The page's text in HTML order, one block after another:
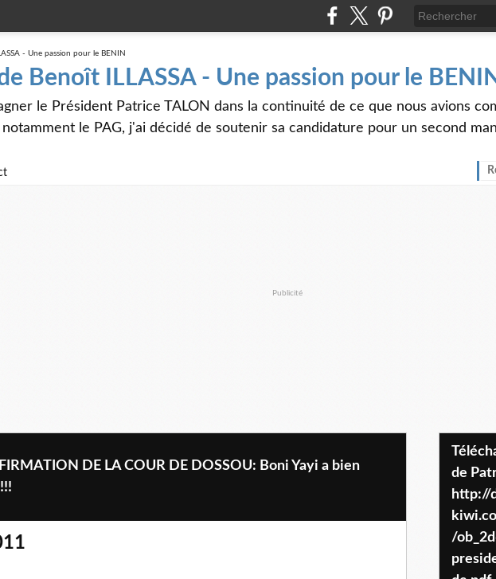
Benoît ILLASSA - Une passion pour le
le Président Patrice TALON dans la continuité de ce que nous avions
le PAG, j'ai décidé de soutenir sa candidature pour un second
Publicité
DE LA COUR DE DOSSOU: Boni Yayi a bien
Téléchargez le projet de société
de
http://
/